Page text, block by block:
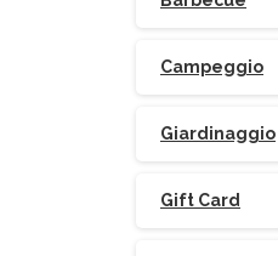
Campeggio
Giardinaggio
Gift Card